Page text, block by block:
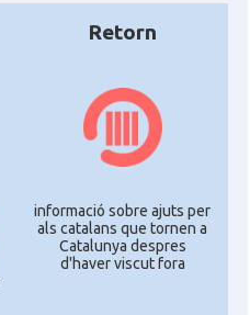
Retorn
informació sobre ajuts per
als catalans que tornen a
Catalunya despres
d'haver viscut fora